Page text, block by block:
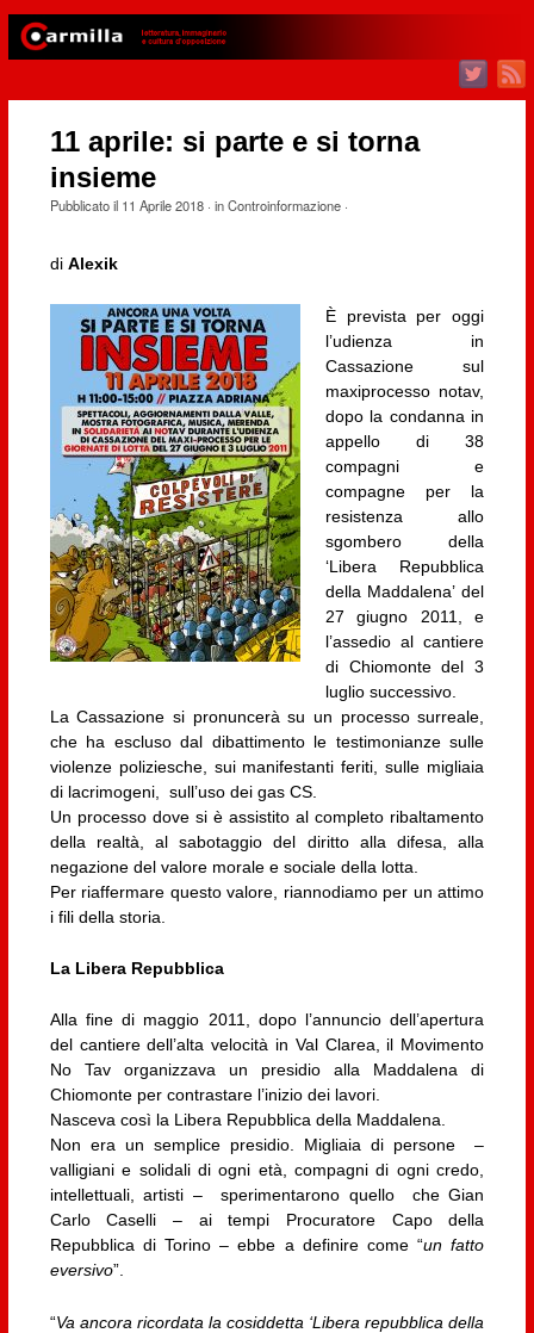
11 aprile: si parte e si torna
insieme
Pubblicato il 11 Aprile 2018· inControinformazione·
di Alexik
È prevista per oggi
l’udienza in
Cassazione sul
maxiprocesso notav,
dopo la condanna in
appello di 38
compagni e
compagne per la
resistenza allo
sgombero della
‘Libera Repubblica
della Maddalena’ del
27 giugno 2011, e
l’assedio al cantiere
di Chiomonte del 3
luglio successivo.
La Cassazione si pronuncerà su un processo surreale,
che ha escluso dal dibattimento le testimonianze sulle
violenze poliziesche, sui manifestanti feriti, sulle migliaia
di lacrimogeni, sull’uso dei gas CS.
Un processo dove si è assistito al completo ribaltamento
della realtà, al sabotaggio del diritto alla difesa, alla
negazione del valore morale e sociale della lotta.
Per riaffermare questo valore, riannodiamo per un attimo
i fili della storia.
La Libera Repubblica
Alla fine di maggio 2011, dopo l’annuncio dell’apertura
del cantiere dell’alta velocità in Val Clarea, il Movimento
No Tav organizzava un presidio alla Maddalena di
Chiomonte per contrastare l’inizio dei lavori.
Nasceva così la Libera Repubblica della Maddalena.
Non era un semplice presidio. Migliaia di persone –
valligiani e solidali di ogni età, compagni di ogni credo,
intellettuali, artisti – sperimentarono quello che Gian
Carlo Caselli – ai tempi Procuratore Capo della
Repubblica di Torino – ebbe a definire come “un fatto
eversivo”.
“Va ancora ricordata la cosiddetta ‘Libera repubblica della